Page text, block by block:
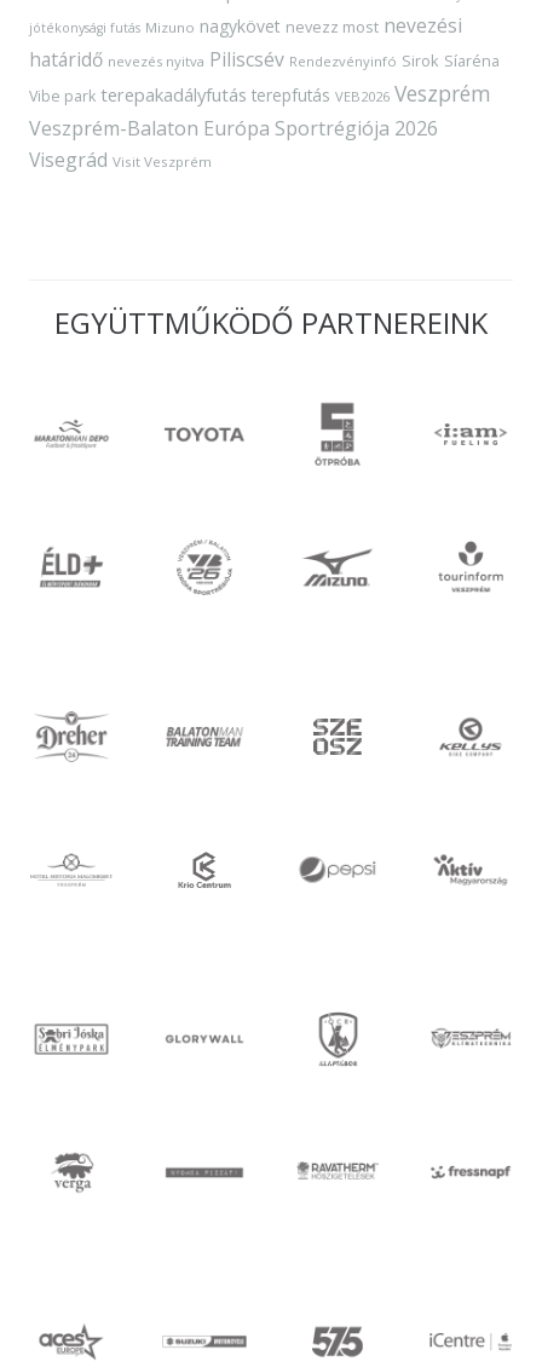
jótékonysági futás Mizuno nagykövet nevezz most nevezési
határidő nevezés nyitva Piliscsév Rendezvényinfó Sirok Síaréna
Vibe park terepakadályfutás terepfutás VEB2026 Veszprém
Veszprém-Balaton Európa Sportrégiója 2026
Visegrád Visit Veszprém
EGYÜTTMŰKÖDŐ PARTNEREINK